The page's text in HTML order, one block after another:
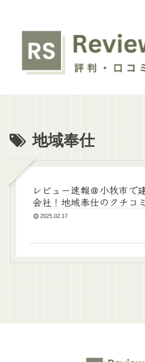
地域奉仕
レビュー速報＠小牧市で
会社！地域奉仕のクチコミ
2025.02.17